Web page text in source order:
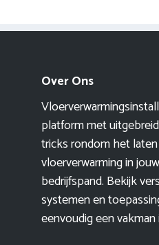
Over Ons
platform met
tricks rondom het
vloerverwarming in
bedrijfspand. Bekijk
systemen en
eenvoudig een